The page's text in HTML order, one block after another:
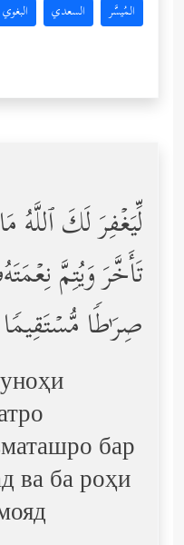
المُيسَّر السعدي البغوي
لِّیَغۡفِرَ لَكَ ٱللَّهُ
تَأَخَّرَ وَیُتِمَّ
صِرَ ٰ⁠طࣰا مُّسۡتَقِیمࣰا
бар
ва ба роҳи